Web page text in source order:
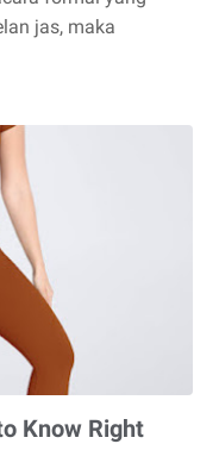
jas, maka
Know Right